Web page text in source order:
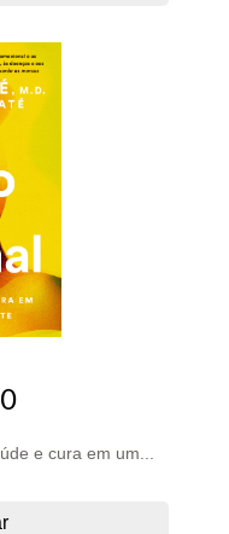
e cura em um...